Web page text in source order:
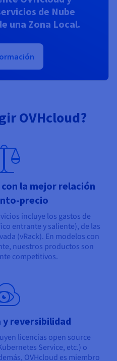
de Nube
una Zona Local.
OVHcloud?
la mejor relación
precio
incluye los gastos de
entrante y saliente), de las
(vRack). En modelos con
nuestros productos son
competitivos.
y reversibilidad
licencias open source
Service, etc.) o
OVHcloud es miembro